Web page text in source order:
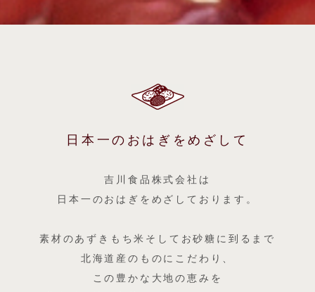
日本一のおはぎをめざして
吉川食品株式会社は
日本一のおはぎをめざしております。
素材のあずきもち米そしてお砂糖に到るまで
北海道産のものにこだわり、
この豊かな大地の恵みを